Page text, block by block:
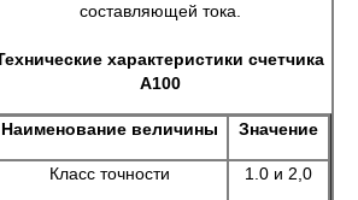
составляющей тока.
характеристики счетчика
А100
Наименование величины Значение
Класс точности 1.0 и 2,0